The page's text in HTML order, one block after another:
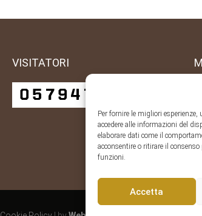
Per fornire le migliori
accedere alle informazioni del
elaborare dati come il
acconsentire o ritirare il
funzioni.
Accetta
VISITATORI